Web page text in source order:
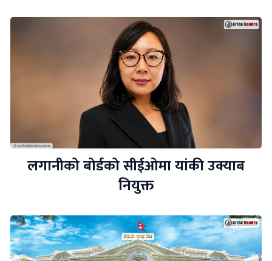
लगानीको बोर्डको सीईओमा यांकी उक्याब
नियुक्त